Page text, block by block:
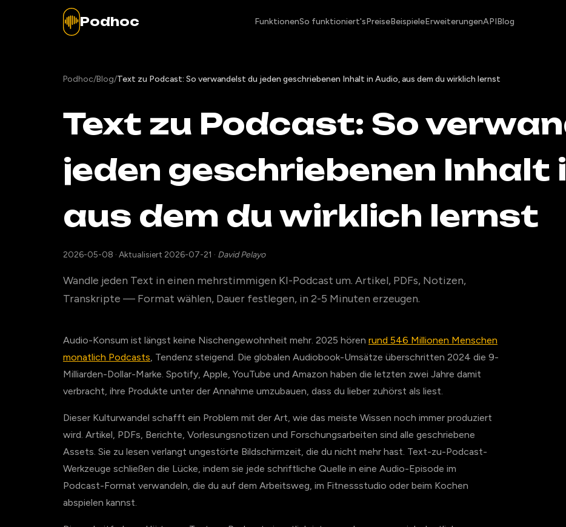
Podhoc FunktionenSo funktioniert'sPreiseBeispieleErweiterungenAPIBlog
Podhoc/Blog/Text zu Podcast: So verwandelst du jeden geschriebenen Inhalt in Audio, aus dem du wirklich lernst
Text zu Podcast: So
jeden geschriebenen Inhalt
aus dem du wirklich lernst
2026-05-08 · Aktualisiert 2026-07-21 · David Pelayo
Wandle jeden Text in einen mehrstimmigen KI-Podcast um. Artikel, PDFs, Notizen,
Transkripte — Format wählen, Dauer festlegen, in 2-5 Minuten erzeugen.
Audio-Konsum ist längst keine Nischengewohnheit mehr. 2025 hören rund 546 Millionen Menschen
monatlich Podcasts, Tendenz steigend. Die globalen Audiobook-Umsätze überschritten 2024 die 9-
Milliarden-Dollar-Marke. Spotify, Apple, YouTube und Amazon haben die letzten zwei Jahre damit
verbracht, ihre Produkte unter der Annahme umzubauen, dass du lieber zuhörst als liest.
Dieser Kulturwandel schafft ein Problem mit der Art, wie das meiste Wissen noch immer produziert
wird. Artikel, PDFs, Berichte, Vorlesungsnotizen und Forschungsarbeiten sind alle geschriebene
Assets. Sie zu lesen verlangt ungestörte Bildschirmzeit, die du nicht mehr hast. Text-zu-Podcast-
Werkzeuge schließen die Lücke, indem sie jede schriftliche Quelle in eine Audio-Episode im
Podcast-Format verwandeln, die du auf dem Arbeitsweg, im Fitnessstudio oder beim Kochen
abspielen kannst.